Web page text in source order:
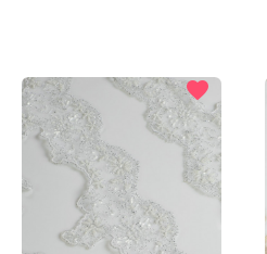
favorite